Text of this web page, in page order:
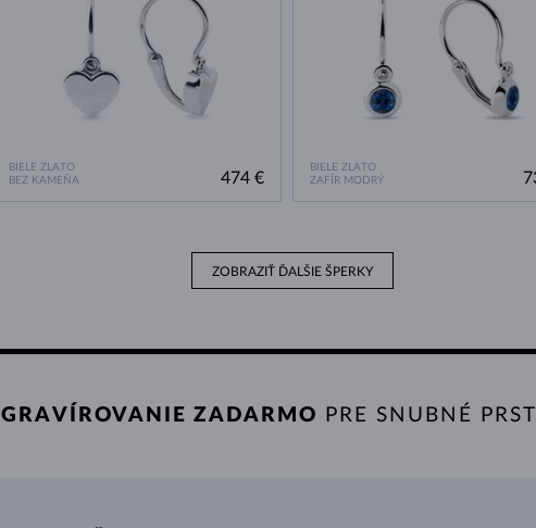
BIELE ZLATO
BEZ KAMEŇA
474 €
BIELE ZLATO
ZAFÍR MODRÝ
ZOBRAZIŤ ĎALŠIE ŠPERKY
GRAVÍROVANIE ZADARMO PRE SNUBNÉ